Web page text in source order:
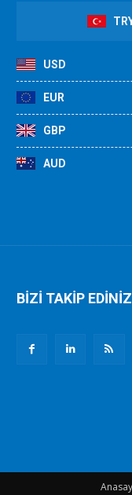
USD
EUR
GBP
AUD
BİZİ TAKİP EDİNİZ